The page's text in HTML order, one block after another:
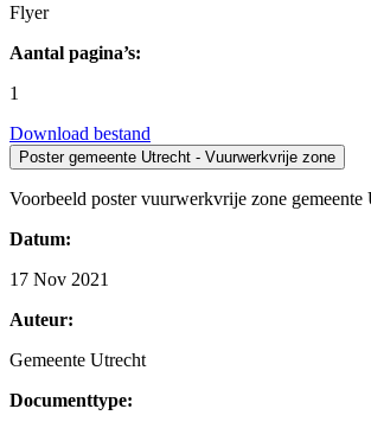
Flyer
Aantal pagina’s:
1
Download bestand
Poster gemeente Utrecht - Vuurwerkvrije zone
Voorbeeld poster vuurwerkvrije zone gemeente
Datum:
17 Nov 2021
Auteur:
Gemeente Utrecht
Documenttype: